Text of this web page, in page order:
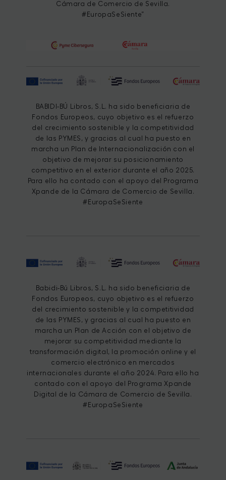
Cámara de Comercio de Sevilla.
#EuropaSeSiente”
BABIDI-BÚ Libros, S.L. ha sido beneficiaria de
Fondos Europeos, cuyo objetivo es el refuerzo
del crecimiento sostenible y la competitividad
de las PYMES, y gracias al cual ha puesto en
marcha un Plan de Internacionalización con el
objetivo de mejorar su posicionamiento
competitivo en el exterior durante el año 2025.
Para ello ha contado con el apoyo del Programa
Xpande de la Cámara de Comercio de Sevilla.
#EuropaSeSiente
Babidi-Bú Libros, S.L. ha sido beneficiaria de
Fondos Europeos, cuyo objetivo es el refuerzo
del crecimiento sostenible y la competitividad
de las PYMES, y gracias al cual ha puesto en
marcha un Plan de Acción con el objetivo de
mejorar su competitividad mediante la
transformación digital, la promoción online y el
comercio electrónico en mercados
internacionales durante el año 2024. Para ello ha
contado con el apoyo del Programa Xpande
Digital de la Cámara de Comercio de Sevilla.
#EuropaSeSiente